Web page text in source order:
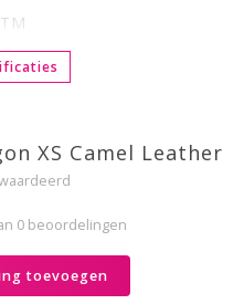
XS Camel Leather
0 beoordelingen
toevoegen